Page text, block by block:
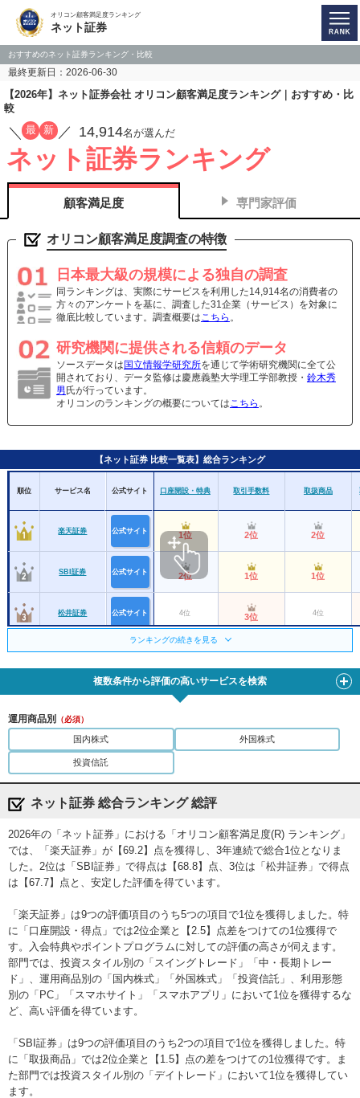
オリコン顧客満足度ランキング
ネット証券
おすすめのネット証券ランキング・比較
最終更新日：2026-06-30
【2026年】ネット証券会社 オリコン顧客満足度ランキング｜おすすめ・比
較
／ 最 新 ／ 14,914名が選んだ
ネット証券ランキング
顧客満足度 専門家評価
オリコン顧客満足度調査の特徴
日本最大級の規模による独自の調査
同ランキングは、実際にサービスを利用した14,914名の消費者の
方々のアンケートを基に、調査した31企業（サービス）を対象に
徹底比較しています。調査概要はこちら 。
研究機関に提供される信頼のデータ
ソースデータは国立情報学研究所を通じて学術研究機関に全て公
開されており、データ監修は慶應義塾大学理工学部教授・ 鈴木秀
男氏が行っています。
オリコンのランキングの概要については こちら 。
【ネット証券 比較一覧表】総合ランキング
順位 サービス名 公式サイト 口座開設・特典 取引手数料 取扱商品
楽天証券 公式サイト 1位 2位 2位
SBI証券 公式サイト 2位 1位 1位
松井証券 公式サイト 4位 3位 4位
マネックス証券 6位
GMOクリック証
券
三菱ＵＦＪｅス
マート証券
（旧：auカブコ
ム証券）
公式サイト 6位 8位 7位
ＳＭＢＣ日興証
券
岡三オンライン 9位
三菱ＵＦＪモル
ガン・スタンレ
ー証券
10位 ー 5位
SBIネオトレード
公式サイト 8位
大和証券 ー ー 9位
野村證券 ー ー 8位
みずほ証券 ー ー ー
ランキングの続きを見る
複数条件から評価の高いサービスを検索
運用商品別 （必須）
国内株式 外国株式
投資信託
ネット証券 総合ランキング 総評
2026年の「ネット証券」における「オリコン顧客満足度(R) ランキング」
では、「楽天証券」が【69.2】点を獲得し、3年連続で総合1位となりま
した。2位は「SBI証券」で得点は【68.8】点、3位は「松井証券」で得点
は【67.7】点と、安定した評価を得ています。
「楽天証券」は9つの評価項目のうち5つの項目で1位を獲得しました。特
に「口座開設・得点」では2位企業と【2.5】点差をつけての1位獲得で
す。入会特典やポイントプログラムに対しての評価の高さが伺えます。
部門では、投資スタイル別の「スイングトレード」「中・長期トレー
ド」、運用商品別の「国内株式」「外国株式」「投資信託」、利用形態
別の「PC」「スマホサイト」「スマホアプリ」において1位を獲得するな
ど、高い評価を得ています。
「SBI証券」は9つの評価項目のうち2つの項目で1位を獲得しました。特
に「取扱商品」では2位企業と【1.5】点の差をつけての1位獲得です。ま
た部門では投資スタイル別の「デイトレード」において1位を獲得してい
ます。